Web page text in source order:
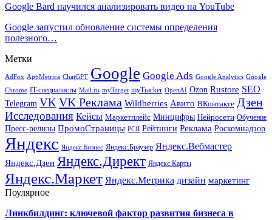
Google Bard научился анализировать видео на YouTube
Google запустил обновление системы определения
полезного…
Метки
AdFox AppMetrica ChatGPT Google Google Ads Google Analytics Google
Chrome IT-специалисты Mail.ru myTarget myTracker OpenAI Ozon Rustore SEO
Telegram VK VK Реклама Wildberries Авито ВКонтакте Дзен
Исследования Кейсы Маркетплейс Минцифры Нейросети Обучение
Пресс-релизы ПромоСтраницы РСЯ Рейтинги Реклама Роскомнадзор
Яндекс Яндекс.Бизнес Яндекс.Браузер Яндекс.Вебмастер
Яндекс.Дзен Яндекс.Директ Яндекс.Карты
Яндекс.Маркет Яндекс.Метрика дизайн маркетинг
Поулярное
Линкбилдинг: ключевой фактор развития бизнеса в